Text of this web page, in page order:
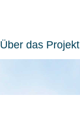
Über das Projekt